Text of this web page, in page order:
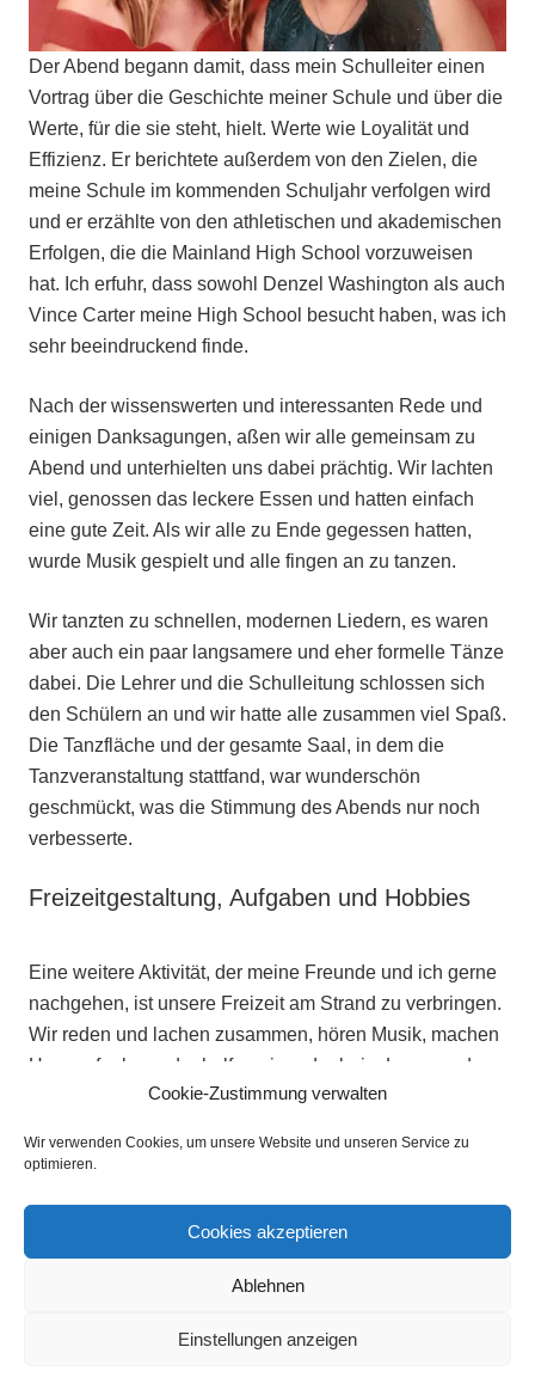
Cookie-Zustimmung verwalten
Wir verwenden Cookies, um unsere Website und unseren Service zu
optimieren.
Cookies akzeptieren
Ablehnen
Einstellungen anzeigen
Der Abend begann damit, dass mein Schulleiter einen
Vortrag über die Geschichte meiner Schule und über die
Werte, für die sie steht, hielt. Werte wie Loyalität und
Effizienz. Er berichtete außerdem von den Zielen, die
meine Schule im kommenden Schuljahr verfolgen wird
und er erzählte von den athletischen und akademischen
Erfolgen, die die Mainland High School vorzuweisen
hat. Ich erfuhr, dass sowohl Denzel Washington als auch
Vince Carter meine High School besucht haben, was ich
sehr beeindruckend finde.
Nach der wissenswerten und interessanten Rede und
einigen Danksagungen, aßen wir alle gemeinsam zu
Abend und unterhielten uns dabei prächtig. Wir lachten
viel, genossen das leckere Essen und hatten einfach
eine gute Zeit. Als wir alle zu Ende gegessen hatten,
wurde Musik gespielt und alle fingen an zu tanzen.
Wir tanzten zu schnellen, modernen Liedern, es waren
aber auch ein paar langsamere und eher formelle Tänze
dabei. Die Lehrer und die Schulleitung schlossen sich
den Schülern an und wir hatte alle zusammen viel Spaß.
Die Tanzfläche und der gesamte Saal, in dem die
Tanzveranstaltung stattfand, war wunderschön
geschmückt, was die Stimmung des Abends nur noch
verbesserte.
Freizeitgestaltung, Aufgaben und Hobbies
Eine weitere Aktivität, der meine Freunde und ich gerne
nachgehen, ist unsere Freizeit am Strand zu verbringen.
Wir reden und lachen zusammen, hören Musik, machen
Hausaufgaben oder helfen einander beim Lernen oder
machen ein Picknick.
Der Strand ist der perfekte Ort für lange Spaziergänge
zusammen etwas essen oder in das Einkaufszentrum in